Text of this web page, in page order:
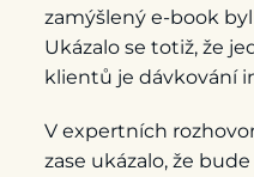
zamýšlený e-book
Ukázalo se totiž, že
klientů je dávkování
V expertních
zase ukázalo, že